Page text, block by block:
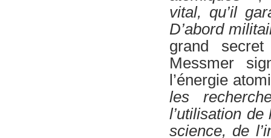
vital, qu’il
D’abord
grand
Messmer
l’énergie
les
l’utilisation
science, de